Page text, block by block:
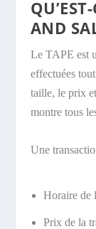
AND
Le TAPE est
effectuées
taille, le prix
montre tous
Une
Horaire de
Prix ​​de la